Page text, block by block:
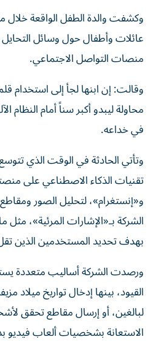
وكشفت والدة الطفل الواقعة خلال
عائلات وأطفال حول وسائل
منصات التواصل الاجتماعي.
وقالت: إن ابنها لجأ إلى
محاولة ليبدو أكبر سناً أمام النظام
في خداعه.
وتأتي الحادثة في الوقت الذي
تقنيات الذكاء الاصطناعي على
و«إنستغرام»، لتحليل الصور
الشركة بـ«الإشارات المرئية»، مثل
بهدف تحديد المستخدمين الذين تقل
ورصدت الشركة أساليب متعددة
القيود، بينها إدخال تواريخ ميلاد
لبالغين، أو إرسال مقاطع تحقق
الاستعانة بشخصيات ألعاب فيديو